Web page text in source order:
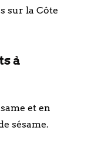
sur la Côte
à
et en
sésame.